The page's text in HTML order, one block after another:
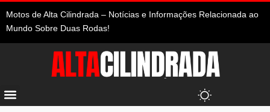
Motos de Alta Cilindrada – Notícias e Informações Relacionada ao
Mundo Sobre Duas Rodas!